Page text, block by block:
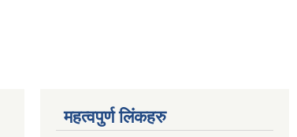
महत्वपुर्ण लिंकहरु